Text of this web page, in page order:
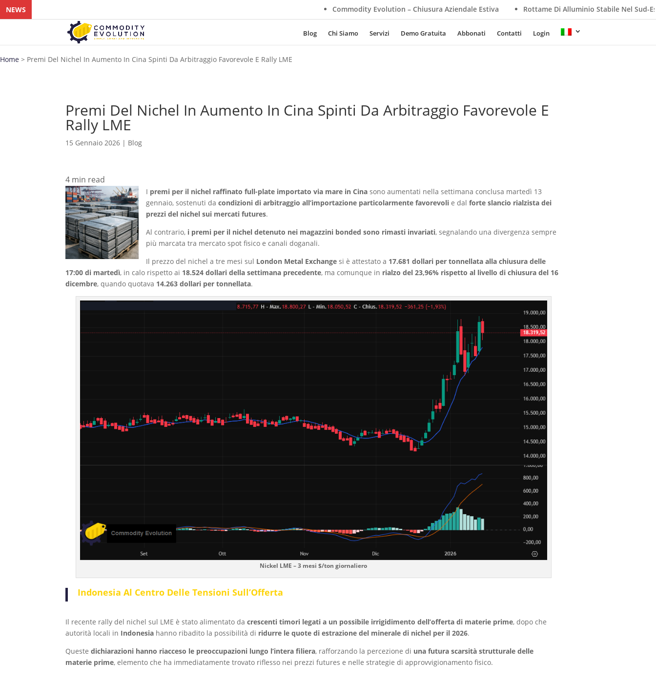
NEWS Commodity Evolution – Chiusura Aziendale Estiva Rottame Di Alluminio Stabile Nel Sud-Est Asiatico, La
Blog Chi Siamo Servizi Demo Gratuita Abbonati Contatti Login
Home > Premi Del Nichel In Aumento In Cina Spinti Da Arbitraggio Favorevole E Rally LME
Premi Del Nichel In Aumento In Cina Spinti Da Arbitraggio Favorevole E
Rally LME
15 Gennaio 2026 | Blog
4 min read
I premi per il nichel raffinato full-plate importato via mare in Cina sono aumentati nella settimana conclusa martedì 13
gennaio, sostenuti dacondizioni di arbitraggio all’importazione particolarmente favorevoli e dalforte slancio rialzista dei
prezzi del nichel sui mercati futures.
Al contrario, i premi per il nichel detenuto nei magazzini bonded sono rimasti invariati, segnalando una divergenza sempre
più marcata tra mercato spot fisico e canali doganali.
Il prezzo del nichel a tre mesi sul London Metal Exchange si è attestato a 17.681 dollari per tonnellata alla chiusura delle
17:00 di martedì, in calo rispetto ai 18.524 dollari della settimana precedente, ma comunque in rialzo del 23,96% rispetto al livello di chiusura del 16
dicembre, quando quotava 14.263 dollari per tonnellata.
Nickel LME – 3 mesi $/ton giornaliero
Indonesia Al Centro Delle Tensioni Sull’Offerta
Il recente rally del nichel sul LME è stato alimentato dacrescenti timori legati a un possibile irrigidimento dell’offerta di materie prime, dopo che
autorità locali in Indonesia hanno ribadito la possibilità di ridurre le quote di estrazione del minerale di nichel per il 2026.
Questedichiarazioni hanno riacceso le preoccupazioni lungo l’intera filiera, rafforzando la percezione di una futura scarsità strutturale delle
materie prime, elemento che ha immediatamente trovato riflesso nei prezzi futures e nelle strategie di approvvigionamento fisico.